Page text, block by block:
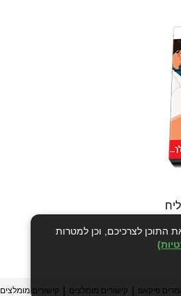
פיקאפ קישורים מומלצים קישורים מומלצים
לצרכיכם, וכן למטרות